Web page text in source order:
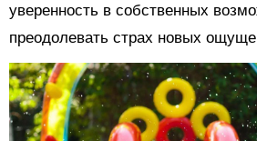
уверенность в собственных
преодолевать страх новых